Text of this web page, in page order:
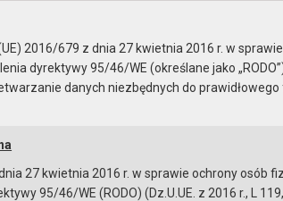
2016/679 z dnia 27 kwietnia 2016 r. w
dyrektywy 95/46/WE (określane jako
danych niezbędnych do
27 kwietnia 2016 r. w sprawie ochrony osób
95/46/WE (RODO) (Dz.U.UE. z 2016 r., L